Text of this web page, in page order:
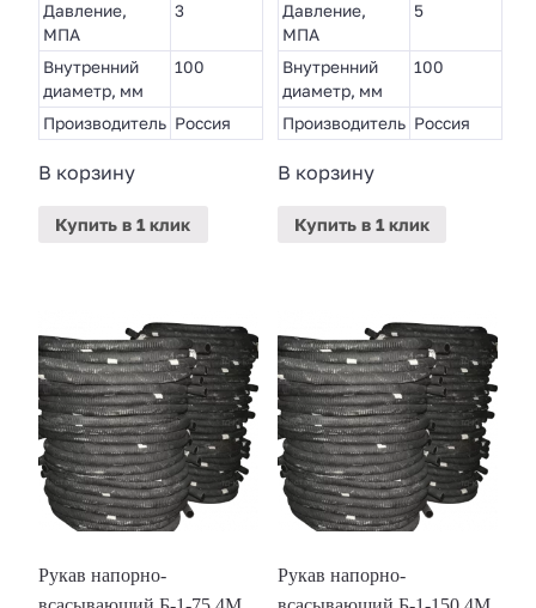
Давление,
МПА
3
Внутренний
диаметр, мм
100
Производитель Россия
В корзину
Купить в 1 клик
Давление,
МПА
5
Внутренний
диаметр, мм
100
Производитель Россия
В корзину
Купить в 1 клик
Рукав напорно-
Рукав напорно-